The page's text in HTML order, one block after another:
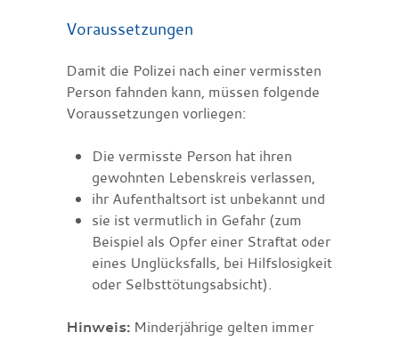
Voraussetzungen
Damit die Polizei nach einer vermissten
Person fahnden kann, müssen folgende
Voraussetzungen vorliegen:
Die vermisste Person hat ihren
gewohnten Lebenskreis verlassen,
ihr Aufenthaltsort ist unbekannt und
sie ist vermutlich in Gefahr(zum
Beispiel als Opfer einer Straftat oder
eines Unglücksfalls, bei Hilfslosigkeit
oder Selbsttötungsabsicht).
Hinweis: Minderjährige gelten immer